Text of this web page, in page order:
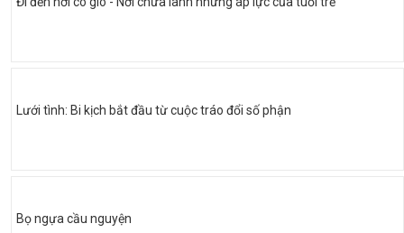
Lưới tình: Bi kịch bắt đầu từ cuộc tráo đổi số phận
Bọ ngựa cầu nguyện